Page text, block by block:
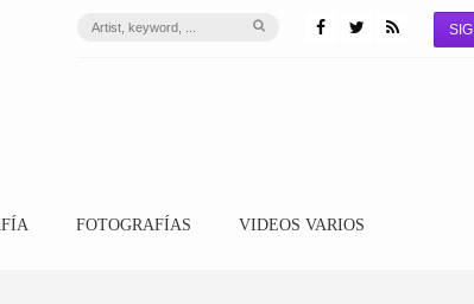
FOTOGRAFÍAS VIDEOS VARIOS